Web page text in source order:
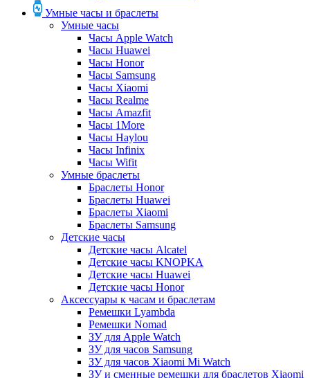
Умные часы и браслеты
Умные часы
Часы Apple Watch
Часы Huawei
Часы Honor
Часы Samsung
Часы Xiaomi
Часы Realme
Часы Amazfit
Часы 1More
Часы Haylou
Часы Infinix
Часы Wifit
Умные браслеты
Браслеты Honor
Браслеты Huawei
Браслеты Xiaomi
Браслеты Samsung
Детские часы
Детские часы Alcatel
Детские часы KNOPKA
Детские часы Huawei
Детские часы Honor
Аксессуары к часам и браслетам
Ремешки Lyambda
Ремешки Nomad
ЗУ для Apple Watch
ЗУ для часов Samsung
ЗУ для часов Xiaomi Mi Watch
ЗУ и сменные ремешки для браслетов Xiaomi